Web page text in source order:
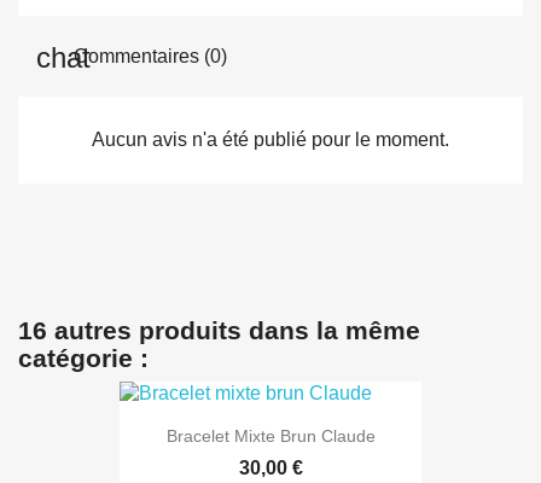
Commentaires (0)
Aucun avis n'a été publié pour le moment.
16 autres produits dans la même
catégorie :
Bracelet Mixte Brun Claude
30,00 €